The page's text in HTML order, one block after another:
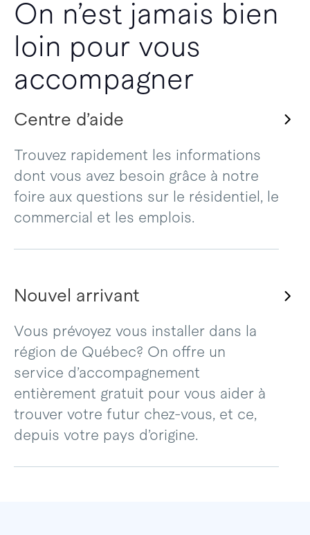
On n’est jamais bien
loin pour vous
accompagner
Centre d’aide
Trouvez rapidement les informations
dont vous avez besoin grâce à notre
foire aux questions sur le résidentiel, le
commercial et les emplois.
Nouvel arrivant
Vous prévoyez vous installer dans la
région de Québec? On offre un
service d’accompagnement
entièrement gratuit pour vous aider à
trouver votre futur chez-vous, et ce,
depuis votre pays d’origine.